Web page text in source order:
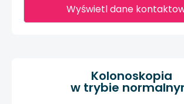
Wyświetl dane
Kolonoskopia
w trybie